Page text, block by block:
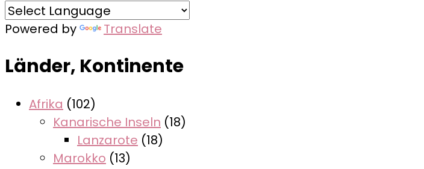
Powered by Translate
Länder, Kontinente
Afrika (102)
Kanarische Inseln (18)
Lanzarote (18)
Marokko (13)